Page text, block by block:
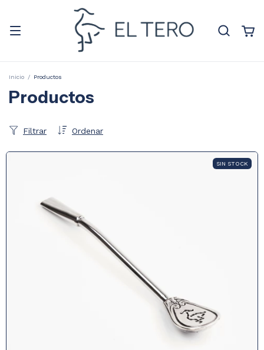
Inicio / Productos
Productos
Ordenar
Filtrar
SIN STOCK